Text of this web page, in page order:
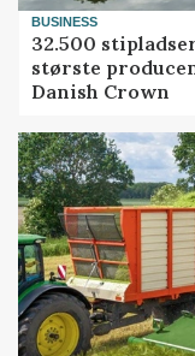
BUSINESS
32.500
største
Danish Crown